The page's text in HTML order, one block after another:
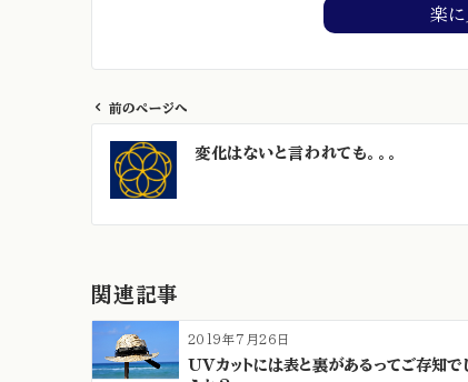
楽
シ
ョ
ン
前のページへ
変化はないと言われても。。。
関連記事
2019年7月26日
UVカットには表と裏があるってご存知で